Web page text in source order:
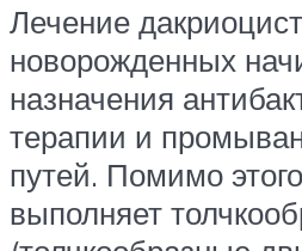
Лечение
новорожденных
назначения
терапии и
путей. Помимо
выполняет